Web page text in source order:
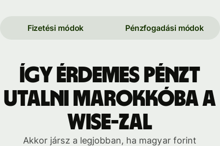
Fizetési módok Pénzfogadási módok
Így érdemes pénzt
utalni Marokkóba a
Wise-zal
Akkor jársz a legjobban, ha magyar forint